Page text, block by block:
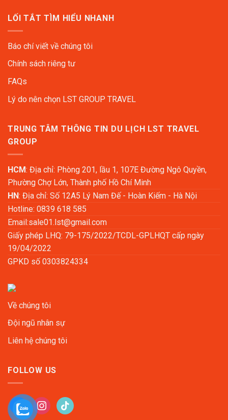
LỐI TẮT TÌM HIỂU NHANH
Báo chí viết về chúng tôi
Chính sách riêng tư
FAQs
Lý do nên chọn LST GROUP TRAVEL
TRUNG TÂM THÔNG TIN DU LỊCH LST TRAVEL
GROUP
HCM: Địa chỉ: Phòng 201, lầu 1, 107E Đường Ngô Quyền,
Phường Chợ Lớn, Thành phố Hồ Chí Minh
HN: Địa chỉ: Số 12A5 Lý Nam Đế - Hoàn Kiếm - Hà Nội
Hotline: 0839 618 585
Email:sale01.lst@gmail.com
Giấy phép LHQ: 79-175/2022/TCDL-GPLHQT cấp ngày
19/04/2022
GPKD số 0303824334
Về chúng tôi
Đội ngũ nhân sự
Liên hệ chúng tôi
FOLLOW US
facebookinstagram
tiktok